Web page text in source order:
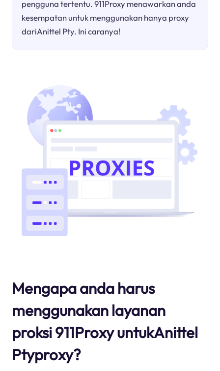
pengguna tertentu. 911Proxy menawarkan anda
kesempatan untuk menggunakan hanya proxy
dariAnittel Pty. Ini caranya!
Mengapa anda harus
menggunakan layanan
proksi 911Proxy untukAnittel
Ptyproxy?